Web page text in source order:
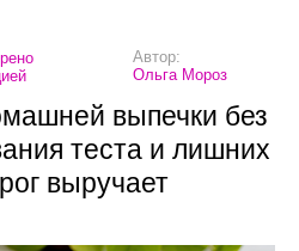
Автор:
Ольга Мороз
выпечки без
теста и лишних
выручает